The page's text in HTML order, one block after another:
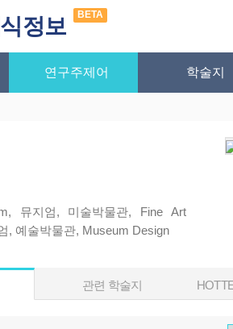
정보 BETA
연구주제어 학술지
뮤지엄, 미술박물관, Fine Art
, 예술박물관, Museum Design
관련 학술지